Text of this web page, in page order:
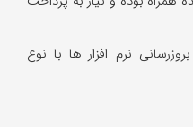
نرم افزار ها با نوع